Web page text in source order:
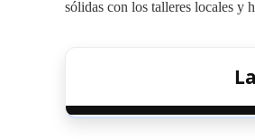
sólidas con los talleres locales y